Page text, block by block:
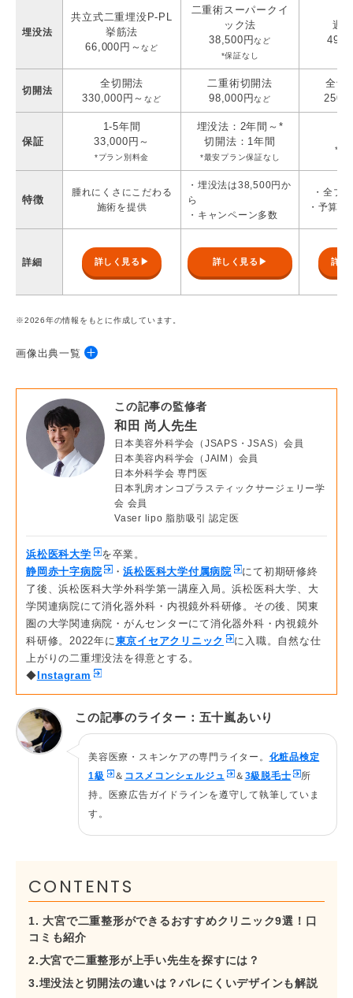
埋没法
共立式二重埋没P-PL
挙筋法
66,000円～など
二重術スーパークイ
ック法
38,500円など
*保証なし
週
切開法
全切開法
330,000円～など
二重術切開法
98,000円など
全切
保証
1-5年間
33,000円～
*プラン別料金
埋没法：2年間～*
切開法：1年間
*最安プラン保証なし
*全
特徴
腫れにくさにこだわる
施術を提供
・埋没法は38,500円か
ら
・キャンペーン多数
・全プ
・予算別
詳細 詳しく見る▶ 詳しく見る▶ 詳し
※2026年の情報をもとに作成しています。
画像出典一覧
共立美容外科
品川美容外科
・ SBC湘南美容外科
アリエル美容クリニック
この記事の監修者
和田 尚人先生
日本美容外科学会（JSAPS・JSAS）会員
日本美容内科学会（JAIM）会員
日本外科学会 専門医
日本乳房オンコプラスティックサージェリー学
会 会員
Vaser lipo 脂肪吸引 認定医
浜松医科大学
を卒業。
静岡赤十字病院
・浜松医科大学付属病院
にて初期研修終
了後、浜松医科大学外科学第一講座入局。浜松医科大学、大
学関連病院にて消化器外科・内視鏡外科研修。その後、関東
圏の大学関連病院・がんセンターにて消化器外科・内視鏡外
科研修。2022年に 東京イセアクリニック
に入職。自然な仕
上がりの二重埋没法を得意とする。
◆Instagram
この記事のライター：五十嵐あいり
美容医療・スキンケアの専門ライター。 化粧品検定
1級
＆ コスメコンシェルジュ ＆ 3級脱毛士
所
持。医療広告ガイドラインを遵守して執筆していま
す。
CONTENTS
1. 大宮で二重整形ができるおすすめクリニック9選！口
コミも紹介
2.大宮で二重整形が上手い先生を探すには？
3.埋没法と切開法の違いは？バレにくいデザインも解説